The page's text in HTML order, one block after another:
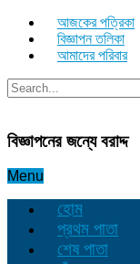
আজকের পত্রিকা
বিজ্ঞাপন তলিকা
আমাদের পরিবার
বিজ্ঞাপনের জন্যে বরাদ্দ
Menu
হোম
প্রথম পাতা
শেষ পাতা